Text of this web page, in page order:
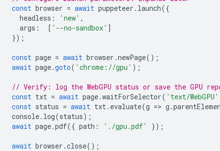
const browser = await puppeteer . launch({
headless : 'new' ,
args : [ '--no-sandbox' ]
});
const page = await browser .newPage();
await page.goto( 'chrome://gpu' );
// Verify: log the WebGPU status or save the GPU
const txt = await page.waitForSelector( 'text/WebGPU'
const status = await txt. evaluate(g => g .
console. log(status);
await page.pdf({ path : './gpu.pdf' });
await browser .close();